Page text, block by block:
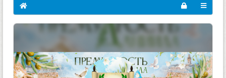
ВИДЕО
БЛОГИ
БИБЛИЯ
ОПРОСЫ